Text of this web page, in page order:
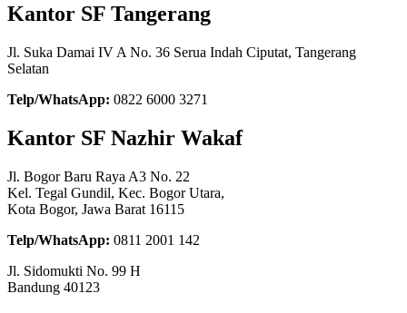
Kantor SF Tangerang
Jl. Suka Damai IV A No. 36 Serua Indah Ciputat, Tangerang
Selatan
Telp/WhatsApp: 0822 6000 3271
Kantor SF Nazhir Wakaf
Jl. Bogor Baru Raya A3 No. 22
Kel. Tegal Gundil, Kec. Bogor Utara,
Kota Bogor, Jawa Barat 16115
Telp/WhatsApp: 0811 2001 142
Jl. Sidomukti No. 99 H
Bandung 40123